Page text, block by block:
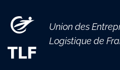
Union des
Logistique de